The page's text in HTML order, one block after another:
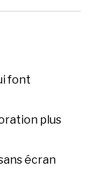
font
plus
écran